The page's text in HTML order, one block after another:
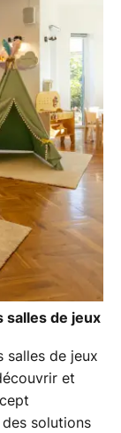
salles de jeux
salles de jeux
et
solutions